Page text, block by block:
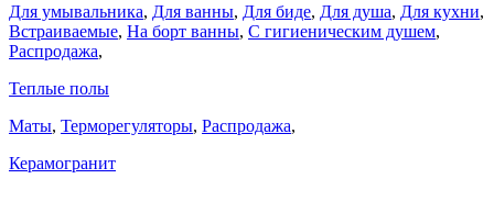
Для умывальника, Для ванны, Для биде, Для душа, Для кухни,
Встраиваемые, На борт ванны, C гигиеническим душем,
Распродажа,
Теплые полы
Маты, Терморегуляторы, Распродажа,
Керамогранит